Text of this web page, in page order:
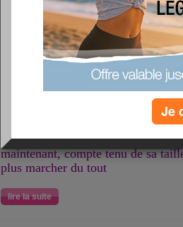
Rien faire c'est la conserver.....
c'est bien vrai, suite à la visite
d'arrêt, avec les congés je ne
anti-inflammatoires, gellules pour
pour la nuit et que le dos aille
sinon pour le "névrome" pas le
que l'opération, il est trop
maintenant, compte tenu de sa
plus marcher du tout
lire la suite
Je